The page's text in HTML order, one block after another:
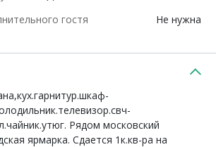
гостя
Не нужна
Рядом московский
ярмарка. Сдается 1к.кв-ра на